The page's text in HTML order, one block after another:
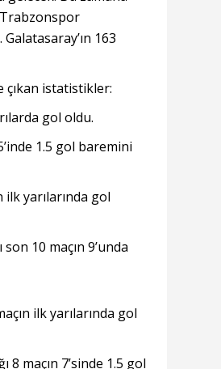
Trabzonspor
163
istatistikler:
gol oldu.
1.5 gol baremini
ilk yarılarında gol
10 maçın 9’unda
ilk yarılarında gol
8 maçın 7’sinde 1.5 gol